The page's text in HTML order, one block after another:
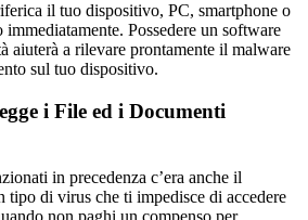
il tuo dispositivo, PC, smartphone o
immediatamente. Possedere un software
aiuterà a rilevare prontamente il malware
sul tuo dispositivo.
i File ed i Documenti
in precedenza c’era anche il
tipo di virus che ti impedisce di accedere
non paghi un compenso per